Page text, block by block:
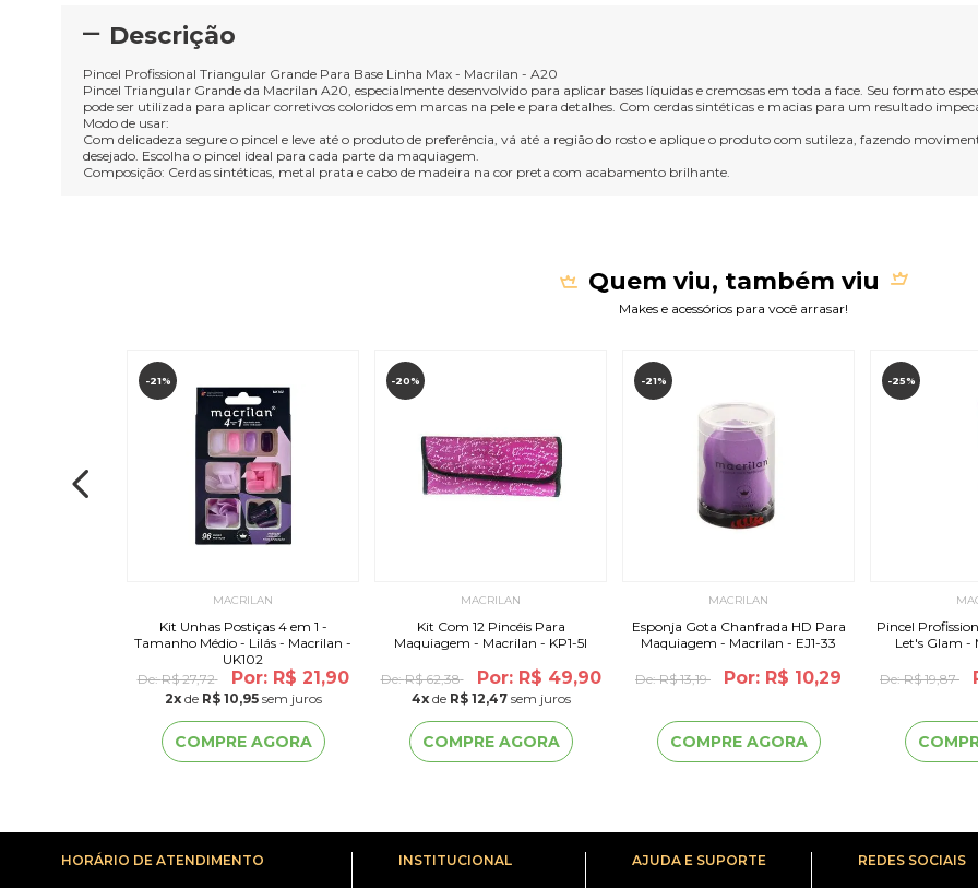
Descrição
Pincel Profissional Triangular Grande Para Base Linha Max - Macrilan - A20
Pincel Triangular Grande da Macrilan A20, especialmente desenvolvido para aplicar bases líquidas e cremosas em toda a face. Seu formato
pode ser utilizada para aplicar corretivos coloridos em marcas na pele e para detalhes. Com cerdas sintéticas e macias para um resultado
Modo de usar:
Com delicadeza segure o pincel e leve até o produto de preferência, vá até a região do rosto e aplique o produto com sutileza, fazendo
desejado. Escolha o pincel ideal para cada parte da maquiagem.
Composição: Cerdas sintéticas, metal prata e cabo de madeira na cor preta com acabamento brilhante.
Quem viu, também viu
Makes e acessórios para você arrasar!
-21%
MACRILAN
Kit Unhas Postiças 4 em 1 -
Tamanho Médio - Lilás - Macrilan -
UK102
De:R$ 27,72 Por: R$ 21,90
2xde R$ 10,95sem juros
COMPRE AGORA
-20%
MACRILAN
Kit Com 12 Pincéis Para
Maquiagem - Macrilan - KP1-5I
De:R$ 62,38 Por: R$ 49,90
4xde R$ 12,47sem juros
COMPRE AGORA
-21%
MACRILAN
Esponja Gota Chanfrada HD Para
Maquiagem - Macrilan - EJ1-33
De:R$ 13,19 Por: R$ 10,29
COMPRE AGORA
-25%
Pincel
Let's Glam -
De:R$ 19,87
HORÁRIO DE ATENDIMENTO INSTITUCIONAL AJUDA E SUPORTE REDES SOCIAIS